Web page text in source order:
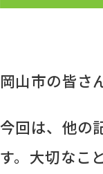
岡山市の皆さ
今回は、他の
す。大切なこ